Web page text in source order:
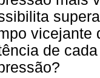
vicejante
de